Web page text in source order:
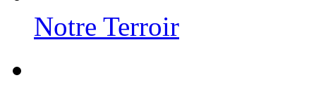
Notre Terroir